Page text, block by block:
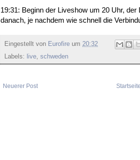
19:31: Beginn der Liveshow um 20 Uhr,
danach, je nachdem wie schnell die
Eingestellt von Eurofire um 20:32
Labels:
live, schweden
Neuerer Post